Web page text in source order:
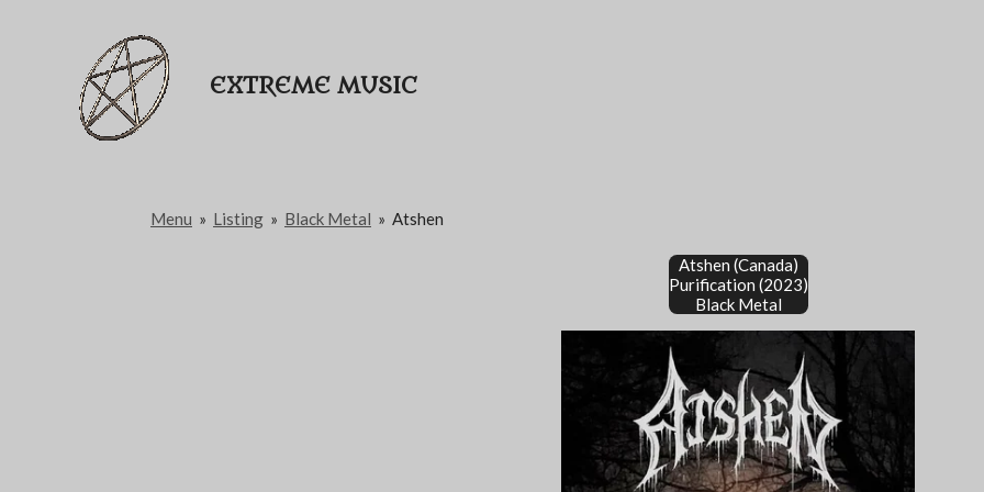
EXTREME MUSIC
Menu » Listing » Black Metal » Atshen
Atshen (Canada)
Purification (2023)
Black Metal